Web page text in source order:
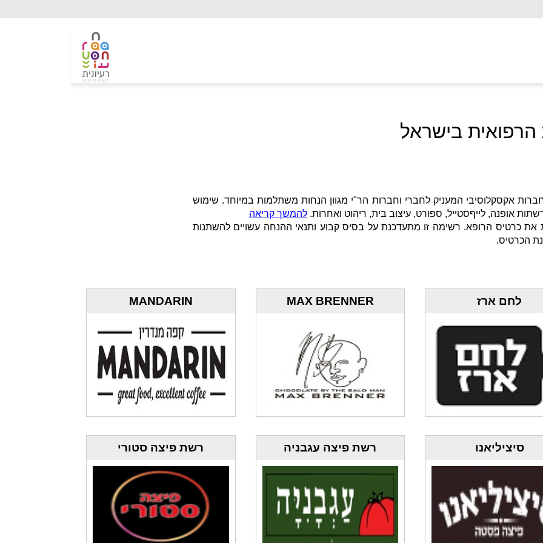
בישראל
כרטיס הרופא (התו הנטען, תו פלוס) הוא כרטיס חברות אקסקלוסיבי המעניק לחברי וחברות הר"י מגוון הנחות משתלמות במיוחד. שימוש
להמשך קריאה
כרטיס הרופא. רשימה זו מתעדכנת על בסיס קבוע ותנאי ההנחה עשויים להשתנות
הכרטיס.
וניתן לממש עד-2 תווים לשולחן.
לחם ארז MAX BRENNER
MANDARIN
סיציליאנו רשת פיצה עגבניה רשת פיצה סטורי